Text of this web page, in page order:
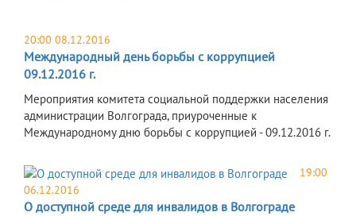
20:00 08.12.2016
Международный день борьбы с коррупцией
09.12.2016 г.
Мероприятия комитета социальной поддержки населения
администрации Волгограда, приуроченные к
Международному дню борьбы с коррупцией - 09.12.2016 г.
19:00
06.12.2016
О доступной среде для инвалидов в Волгограде